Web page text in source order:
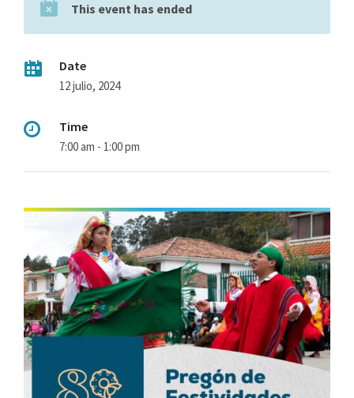
This event has ended
Date
12 julio, 2024
Time
7:00 am - 1:00 pm